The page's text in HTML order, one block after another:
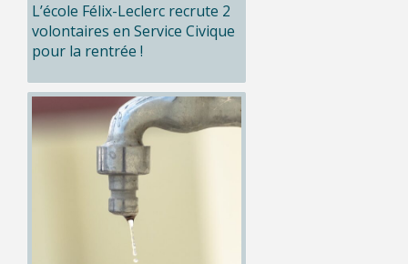
L’école Félix-Leclerc recrute 2
volontaires en Service Civique
pour la rentrée !